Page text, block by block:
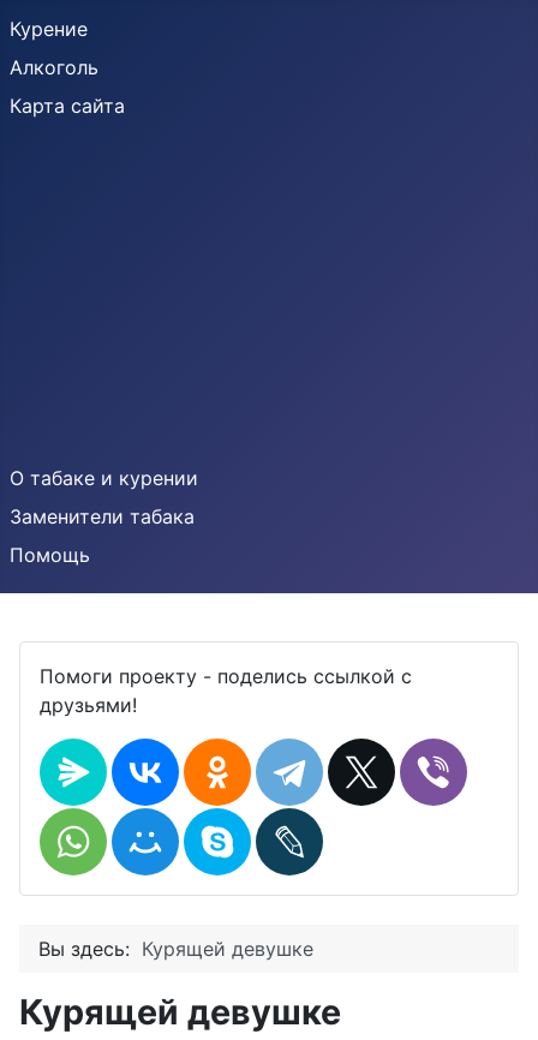
Курение
Алкоголь
Карта сайта
О табаке и курении
Заменители табака
Помощь
Помоги проекту - поделись ссылкой с
друзьями!
Вы здесь: Курящей девушке
Курящей девушке